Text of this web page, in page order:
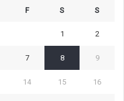
F S S
1 2
7 8 9
14 15 16